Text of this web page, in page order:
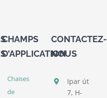
CHAMPS
D’APPLICATION
Chaises
de
CONTACTEZ-
NOUS
Ipar út
7, H-